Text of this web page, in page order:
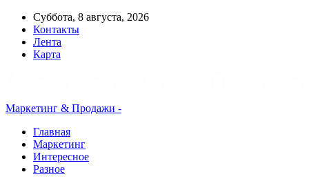
Суббота, 8 августа, 2026
Контакты
Лента
Карта
Маркетинг & Продажи -
Главная
Маркетинг
Интересное
Разное